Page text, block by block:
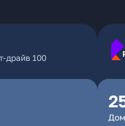
драйв 100